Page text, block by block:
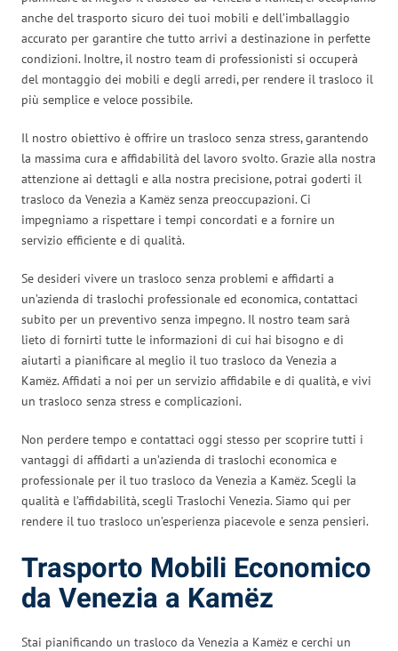
anche del trasporto sicuro dei tuoi mobili e dell’imballaggio
accurato per garantire che tutto arrivi a destinazione in perfette
condizioni. Inoltre, il nostro team di professionisti si occuperà
del montaggio dei mobili e degli arredi, per rendere il trasloco il
più semplice e veloce possibile.
Il nostro obiettivo è offrire un trasloco senza stress, garantendo
la massima cura e affidabilità del lavoro svolto. Grazie alla nostra
attenzione ai dettagli e alla nostra precisione, potrai goderti il
trasloco da Venezia a Kamëz senza preoccupazioni. Ci
impegniamo a rispettare i tempi concordati e a fornire un
servizio efficiente e di qualità.
Se desideri vivere un trasloco senza problemi e affidarti a
un’azienda di traslochi professionale ed economica, contattaci
subito per un preventivo senza impegno. Il nostro team sarà
lieto di fornirti tutte le informazioni di cui hai bisogno e di
aiutarti a pianificare al meglio il tuo trasloco da Venezia a
Kamëz. Affidati a noi per un servizio affidabile e di qualità, e vivi
un trasloco senza stress e complicazioni.
Non perdere tempo e contattaci oggi stesso per scoprire tutti i
vantaggi di affidarti a un’azienda di traslochi economica e
professionale per il tuo trasloco da Venezia a Kamëz. Scegli la
qualità e l’affidabilità, scegli Traslochi Venezia. Siamo qui per
rendere il tuo trasloco un’esperienza piacevole e senza pensieri.
Trasporto Mobili Economico
da Venezia a Kamëz
Stai pianificando un trasloco da Venezia a Kamëz e cerchi un